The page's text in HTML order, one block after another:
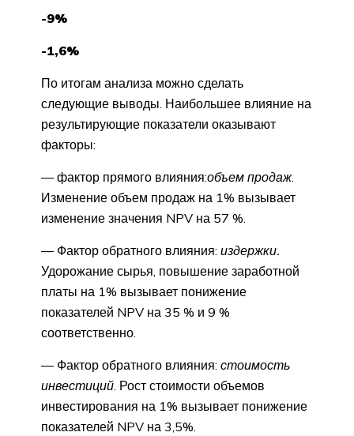
-9%
-1,6%
По итогам анализа можно сделать
следующие выводы. Наибольшее влияние на
результирующие показатели оказывают
факторы:
— фактор прямого влияния:объем продаж.
Изменение объем продаж на 1% вызывает
изменение значения NPV на 57 %.
— Фактор обратного влияния: издержки.
Удорожание сырья, повышение заработной
платы на 1% вызывает понижение
показателей NPV на 35 % и 9 %
соответственно.
— Фактор обратного влияния: стоимость
инвестиций. Рост стоимости объемов
инвестирования на 1% вызывает понижение
показателей NPV на 3,5%.